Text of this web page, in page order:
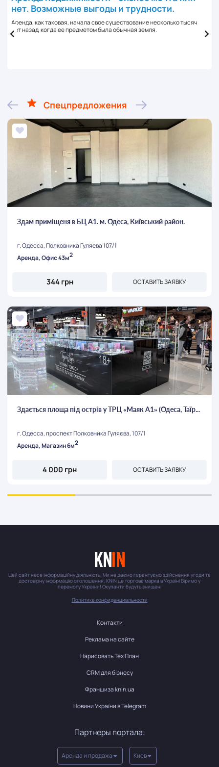
нет. Возможные выгоды и трудности.
Аренда, как таковая, начала свое существование несколько тысяч
лет назад, когда ее предметом была обычная земля.
Спецпредложения
Здам приміщеня в БЦ А1. м. Одеса, Київський район.
г. Одесса, Полковника Гуляева 107/1
Аренда, Офис 43м2
344 грн ОСТАВИТЬ ЗАЯВКУ
Здається площа під острів у ТРЦ «Маяк А1» (Одеса, Таїр...
г. Одесса, проспект Полковника Гуляєва, 107/1
Аренда, Магазин 6м2
4 000 грн ОСТАВИТЬ ЗАЯВКУ
Цей сайт несе інформаційну діяльність. Ми не даємо гарантуємо здійснення угоди та
достовірну інформацію оголошення. KNIN це торгова марка в Україні Віримо у
перемогу України! Окупанти будуть знищені
Политика конфиденциальности
Контакти
Реклама на сайте
Нарисовать Тех План
CRM для бізнесу
Франшиза knin.ua
Новини України в Telegram
Партнеры портала:
Аренда и продажа Киев